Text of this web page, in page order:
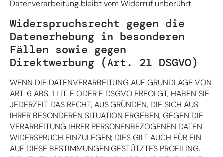
Datenverarbeitung bleibt vom Widerruf unberührt.
Widerspruchsrecht gegen die
Datenerhebung in besonderen
Fällen sowie gegen
Direktwerbung (Art. 21 DSGVO)
WENN DIE DATENVERARBEITUNG AUF GRUNDLAGE VON
ART. 6 ABS. 1 LIT. E ODER F DSGVO ERFOLGT, HABEN SIE
JEDERZEIT DAS RECHT, AUS GRÜNDEN, DIE SICH AUS
IHRER BESONDEREN SITUATION ERGEBEN, GEGEN DIE
VERARBEITUNG IHRER PERSONENBEZOGENEN DATEN
WIDERSPRUCH EINZULEGEN; DIES GILT AUCH FÜR EIN
AUF DIESE BESTIMMUNGEN GESTÜTZTES PROFILING.